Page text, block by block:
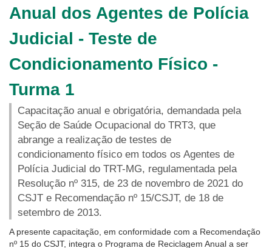
menu
Cursos
Publicações
Notícias
Contato
Anual dos Agentes de Polícia
Judicial - Teste de
Condicionamento Físico -
Turma 1
Capacitação anual e obrigatória, demandada pela
Seção de Saúde Ocupacional do TRT3, que
abrange a realização de testes de
condicionamento físico em todos os Agentes de
Polícia Judicial do TRT-MG, regulamentada pela
Resolução nº 315, de 23 de novembro de 2021 do
CSJT e Recomendação nº 15/CSJT, de 18 de
setembro de 2013.
A presente capacitação, em conformidade com a Recomendação
nº 15 do CSJT, integra o Programa de Reciclagem Anual a ser